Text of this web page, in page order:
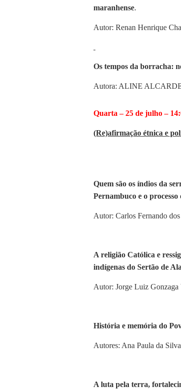
maranhense.
Autor: Renan Henrique
Os tempos da borracha:
Autora: ALINE
Quarta – 25 de julho –
(Re)afirmação étnica e
Quem são os índios da
Pernambuco e o
Autor: Carlos Fernando
A religião Católica e
indígenas do Sertão de
Autor: Jorge Luiz Gonzaga
História e memória do
Autores: Ana Paula da
A luta pela terra,